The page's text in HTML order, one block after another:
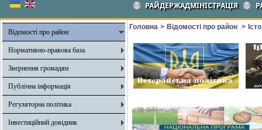
РАЙДЕРЖАДМІНІСТРАЦІЯ
Відомості про район
Нормативно-правова база
Звернення громадян
Публічна інформація
Регуляторна політика
Інвестиційний довідник
Головна > Відомості про район >